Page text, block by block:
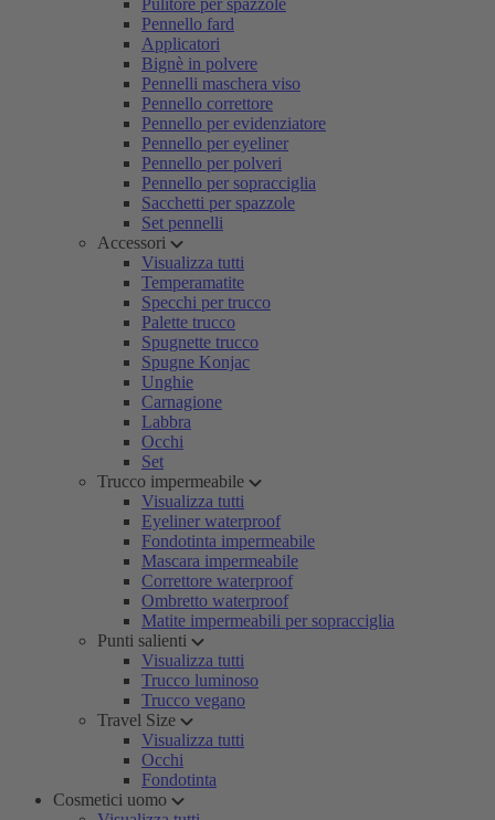
Pulitore per spazzole
Pennello fard
Applicatori
Bignè in polvere
Pennelli maschera viso
Pennello correttore
Pennello per evidenziatore
Pennello per eyeliner
Pennello per polveri
Pennello per sopracciglia
Sacchetti per spazzole
Set pennelli
Accessori
Visualizza tutti
Temperamatite
Specchi per trucco
Palette trucco
Spugnette trucco
Spugne Konjac
Unghie
Carnagione
Labbra
Occhi
Set
Trucco impermeabile
Visualizza tutti
Eyeliner waterproof
Fondotinta impermeabile
Mascara impermeabile
Correttore waterproof
Ombretto waterproof
Matite impermeabili per sopracciglia
Punti salienti
Visualizza tutti
Trucco luminoso
Trucco vegano
Travel Size
Visualizza tutti
Occhi
Fondotinta
Cosmetici uomo